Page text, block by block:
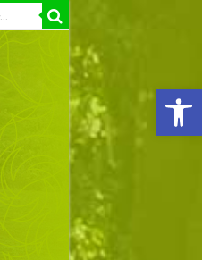
Abrir